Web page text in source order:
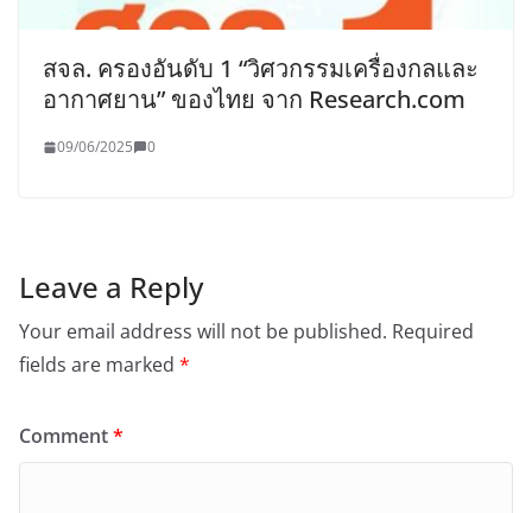
สจล. ครองอันดับ 1 “วิศวกรรมเครื่องกลและ
อากาศยาน” ของไทย จาก Research.com
09/06/2025 0
Leave a Reply
Your email address will not be published. Required
fields are marked *
Comment*